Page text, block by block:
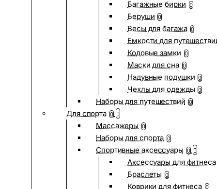
Багажные бирки 0
Беруши 0
Весы для багажа 0
Емкости для
Кодовые замки 0
Маски для сна 0
Надувные подушки 0
Чехлы для одежды 0
Наборы для путешествий 0
Для спорта 0
Массажеры 0
Наборы для спорта 0
Спортивные аксессуары 0
Аксессуары для фитнеса
Браслеты 0
Коврики для фитнеса 0